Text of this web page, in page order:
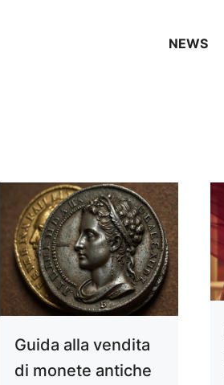
NEWS
Guida alla vendita
di monete antiche